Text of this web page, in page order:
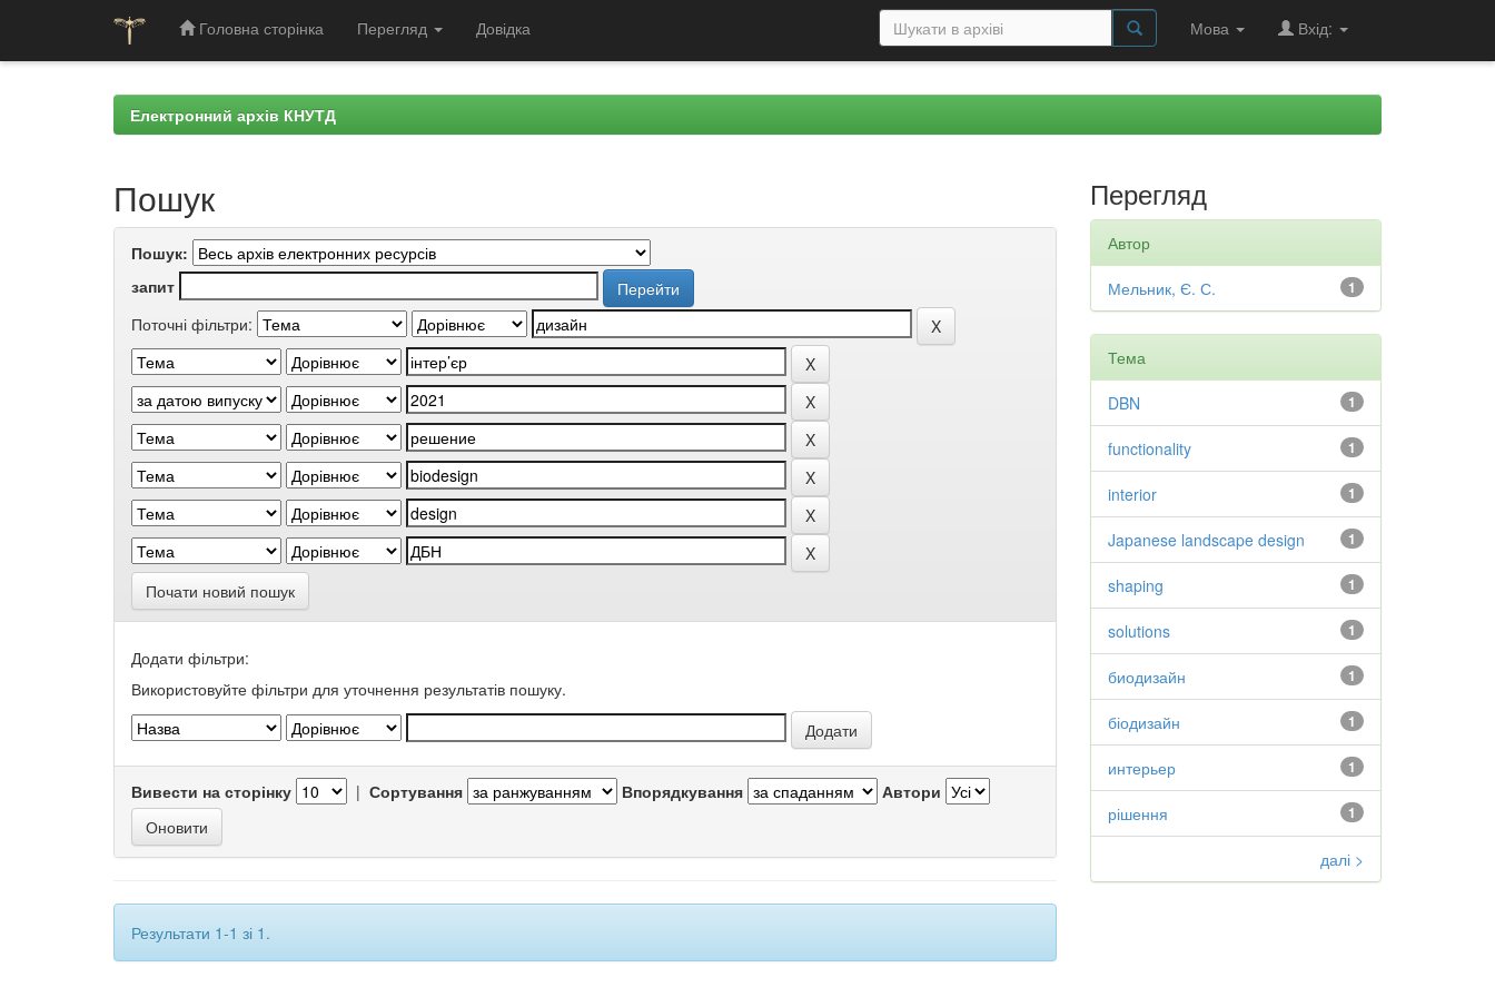
Головна сторінка Перегляд Довідка Мова Вхід:
Електронний архів КНУТД
Пошук
Пошук:
запит
Поточні фільтри:
Почати новий пошук
Додати фільтри:
Використовуйте фільтри для уточнення результатів пошуку.
Вивести на сторінку | Сортування Впорядкування Автори
Результати 1-1 зі 1.
Перегляд
Автор
1
Мельник, Є. С.
Тема
1
DBN
1
functionality
1
interior
1
Japanese landscape design
1
shaping
1
solutions
1
биодизайн
1
біодизайн
1
интерьер
1
рішення
далі >